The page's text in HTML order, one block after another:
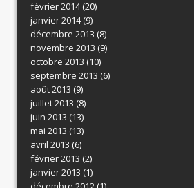
février 2014(20)
janvier 2014(9)
décembre 2013 (8)
novembre 2013 (9)
octobre 2013 (10)
septembre 2013 (6)
août 2013 (9)
juillet 2013 (8)
juin 2013 (13)
mai 2013 (13)
avril 2013 (6)
février 2013 (2)
janvier 2013 (1)